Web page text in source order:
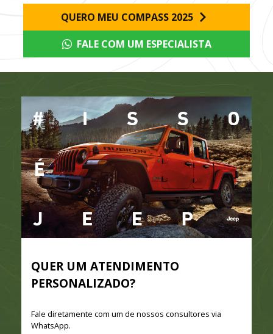
QUERO MEU COMPASS 2025
FALE COM UM ESPECIALISTA
QUER UM ATENDIMENTO
PERSONALIZADO?
Fale diretamente com um de nossos consultores via
WhatsApp.